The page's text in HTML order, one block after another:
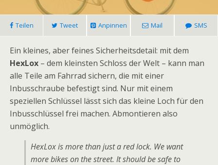
Teilen Tweet Anpinnen Mail SMS
Ein kleines, aber feines Sicherheitsdetail: mit dem
HexLox – dem kleinsten Schloss der Welt – kann man
alle Teile am Fahrrad sichern, die mit einer
Inbusschraube befestigt sind. Nur mit einem
speziellen Schlüssel lässt sich das kleine Loch für den
Inbusschlüssel frei machen. Abmontieren also
unmöglich.
HexLox is more than just a red lock. We want
more bikes on the street. It should be safe to